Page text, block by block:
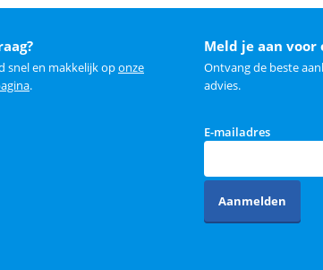
snel en makkelijk oponze
.
Meld je aan
Ontvang de beste
advies.
E-mailadres
Aanmelden